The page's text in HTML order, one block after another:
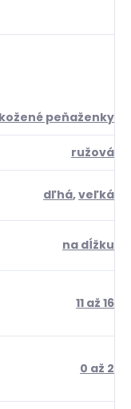
peňaženky
ružová
dľhá,veľká
na dĺžku
11 až 16
0 až 2